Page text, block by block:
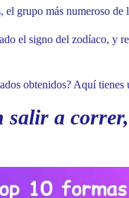
el grupo más numeroso
el signo del zodíaco, y
obtenidos? Aquí
salir a